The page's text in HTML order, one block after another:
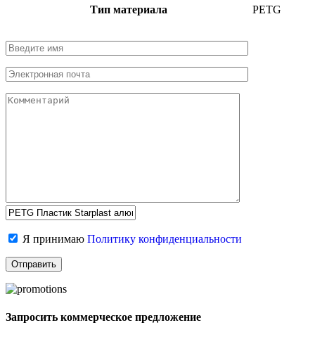
Тип материала PETG
Я принимаю Политику конфиденциальности
Запросить коммерческое предложение